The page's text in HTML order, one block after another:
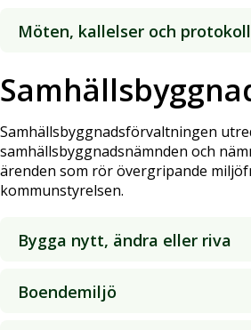
Möten, kallelser och protokoll
Samhällsbyggnadsförvaltningen
samhällsbyggnadsnämnden och
ärenden som rör övergripande
kommunstyrelsen.
Bygga nytt, ändra eller riva
Boendemiljö